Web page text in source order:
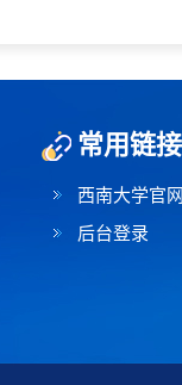
常用链接
西南大学官
后台登录